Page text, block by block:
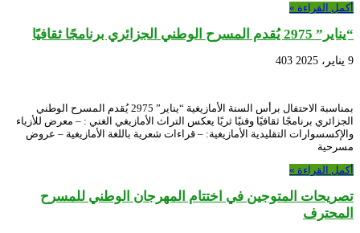
أكمل القراءة »
“يناير” 2975 يُقدم المسرح الوطني الجزائري برنامجًا ثقافيًا
9 يناير، 2025 403
بمناسبة الاحتفال برأس السنة الأمازيغية “يناير” 2975 يُقدم المسرح الوطني
الجزائري برنامجًا ثقافيًا وفنيًا ثريًا يعكس التراث الأمازيغي الغني : – معرض للأزياء
والإكسسوارات التقليدية الأمازيغية: – قراءات شعرية باللغة الأمازيغية – عروض
مسرحية
أكمل القراءة »
تصريحات المتوجين في اختتام المهرجان الوطني للمسرح
المحترف